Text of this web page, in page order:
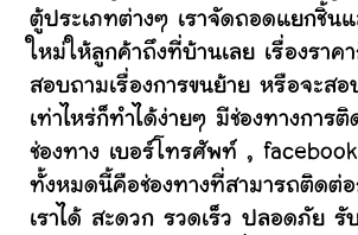
ตู้ประเภทต่างๆ เราจัดถอดแยกชิ้น
ใหม่ให้ลูกค้าถึงที่บ้านเลย เรื่องรา
สอบถามเรื่องการขนย้าย หรือจะสอ
เท่าไหร่ก็ทำได้ง่ายๆ มีช่องทางการติ
ช่องทาง เบอร์โทรศัพท์ ,
ทั้งหมดนี้คือช่องทางที่สามารถติดต่
เราได้ สะดวก รวดเร็ว ปลอดภัย รั